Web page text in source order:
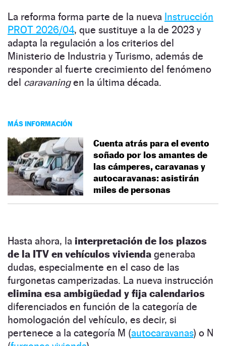
La reforma forma parte de la nueva Instrucción
PROT 2026/04, que sustituye a la de 2023 y
adapta la regulación a los criterios del
Ministerio de Industria y Turismo, además de
responder al fuerte crecimiento del fenómeno
del caravaningen la última década.
MÁS INFORMACIÓN
Cuenta atrás para el evento
soñado por los amantes de
las cámperes, caravanas y
autocaravanas: asistirán
miles de personas
Hasta ahora, la interpretación de los plazos
de la ITV en vehículos vivienda generaba
dudas, especialmente en el caso de las
furgonetas camperizadas. La nueva instrucción
elimina esa ambigüedad y fija calendarios
diferenciados en función de la categoría de
homologación del vehículo, es decir, si
pertenece a la categoría M (autocaravanas) o N